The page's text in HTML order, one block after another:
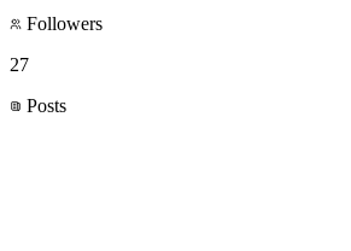
Followers
27
Posts